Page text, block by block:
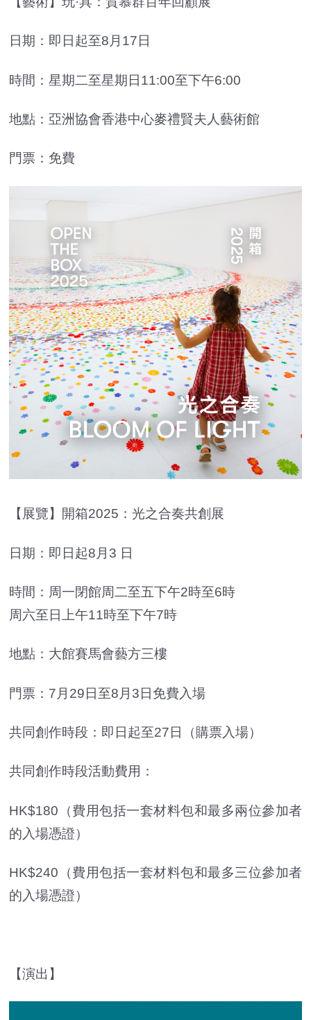
日期：即日起至8月17日
時間：星期二至星期日11:00至下午6:00
地點：亞洲協會香港中心麥禮賢夫人藝術館
門票：免費
【展覽】開箱2025：光之合奏共創展
日期：即日起8月3 日
時間：周一閉館周二至五下午2時至6時
周六至日上午11時至下午7時
地點：大館賽馬會藝方三樓
門票：7月29日至8月3日免費入場
共同創作時段：即日起至27日（購票入場）
共同創作時段活動費用：
HK$180（費用包括一套材料包和最多兩位參加者
的入場憑證）
HK$240（費用包括一套材料包和最多三位參加者
的入場憑證）
【演出】